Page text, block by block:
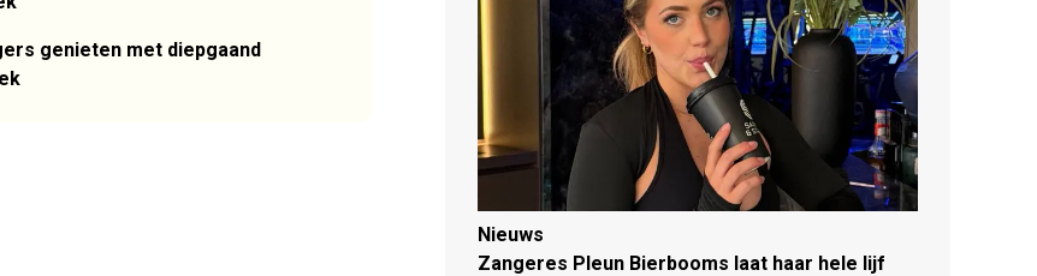
genieten met diepgaand
Nieuws
Zangeres Pleun Bierbooms laat haar hele lijf